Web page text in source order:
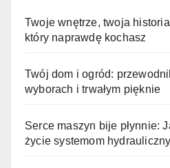
Twoje wnętrze, twoja
który naprawdę kochasz
Twój dom i ogród:
wyborach i trwałym pięknie
Serce maszyn bije płynnie:
życie systemom